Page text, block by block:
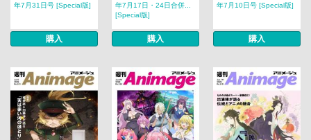
年7月31日号 [Special版]
購入
年7月17日・24日合併...
[Special版]
購入
年7月10日号 [Special版]
購入